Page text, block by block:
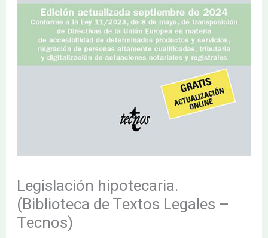
Legislación hipotecaria.
(Biblioteca de Textos Legales –
Tecnos)